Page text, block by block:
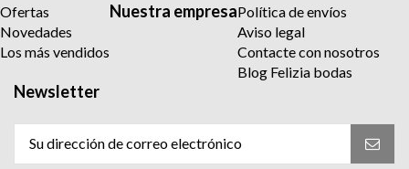
Ofertas
Novedades
Los más vendidos
Nuestra empresaPolítica de envíos
Aviso legal
Contacte con nosotros
Blog Felizia bodas
Newsletter